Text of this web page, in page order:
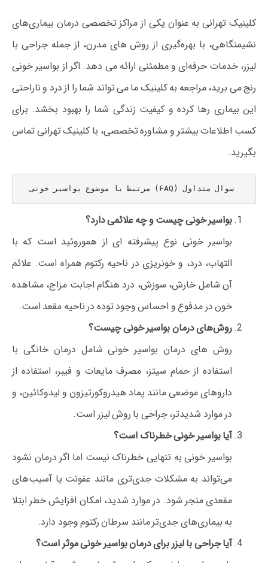
کلینیک تهرانی به‌ عنوان یکی از مراکز تخصصی درمان بیماری‌های
نشیمنگاهی، با بهره‌گیری از روش‌ های مدرن، از جمله جراحی با
لیزر، خدمات حرفه‌ای و مطمئنی ارائه می‌ دهد. اگر از بواسیر خونی
رنج می‌ برید، مراجعه به کلینیک ما می‌ تواند شما را از درد و ناراحتی
این بیماری رها کرده و کیفیت زندگی شما را بهبود بخشد. برای
کسب اطلاعات بیشتر و مشاوره تخصصی، با کلینیک تهرانی تماس
بگیرید.
سوال متداول (FAQ) مرتبط با موضوع بواسیر خونی
بواسیر خونی چیست و چه علائمی دارد؟
بواسیر خونی نوع پیشرفته‌ ای از هموروئید است که با
التهاب، درد، و خونریزی در ناحیه رکتوم همراه است. علائم
آن شامل خارش، سوزش، درد هنگام اجابت مزاج، مشاهده
خون در مدفوع و احساس وجود توده در ناحیه مقعد است.
روش‌های درمان بواسیر خونی چیست؟
روش‌ های درمان بواسیر خونی شامل درمان خانگی با
استفاده از حمام سیتز، مصرف مایعات و فیبر، استفاده از
داروهای موضعی مانند پماد هیدروکورتیزون و لیدوکائین، و
در موارد شدیدتر، جراحی با روش لیزر است.
آیا بواسیر خونی خطرناک است؟
بواسیر خونی به تنهایی خطرناک نیست اما اگر درمان نشود
می‌تواند به مشکلات جدی‌تری مانند عفونت یا آسیب‌های
مقعدی منجر شود. در موارد شدید، امکان افزایش خطر ابتلا
به بیماری‌های جدی‌تر مانند سرطان رکتوم وجود دارد.
آیا جراحی با لیزر برای درمان بواسیر خونی موثر است؟